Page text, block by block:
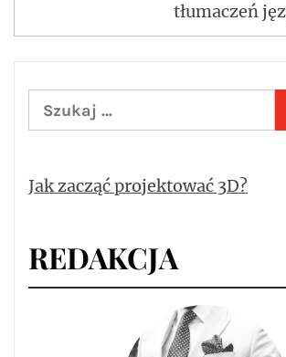
tłumaczeń
Szukaj:
Jak zacząć projektować 3D?
REDAKCJA